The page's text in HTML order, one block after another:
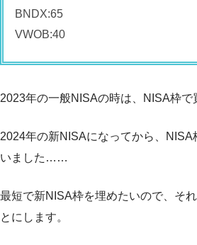
BNDX:65
VWOB:40
2023年の一般NISAの時は、NISA枠で
2024年の新NISAになってから、NISA
いました……
最短で新NISA枠を埋めたいので、そ
とにします。